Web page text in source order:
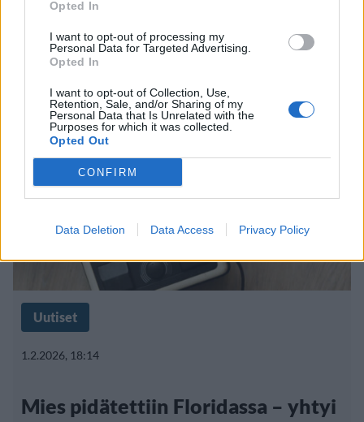
Opted In
I want to opt-out of processing my
Personal Data for Targeted Advertising.
Opted In
I want to opt-out of Collection, Use,
Retention, Sale, and/or Sharing of my
Personal Data that Is Unrelated with the
Purposes for which it was collected.
Opted Out
CONFIRM
Data Deletion Data Access Privacy Policy
tilanteen
Uutiset
1.2.2026, 18:14
Mies pidätettiin Floridassa – yhtyi